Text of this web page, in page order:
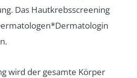
Das Hautkrebsscreening
wird der gesamte Körper